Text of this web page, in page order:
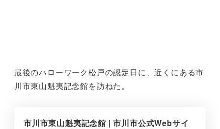
最後のハローワーク松戸の認定日に、近くにある市
川市東山魁夷記念館を訪ねた。
市川市東山魁夷記念館 | 市川市公式Webサイ